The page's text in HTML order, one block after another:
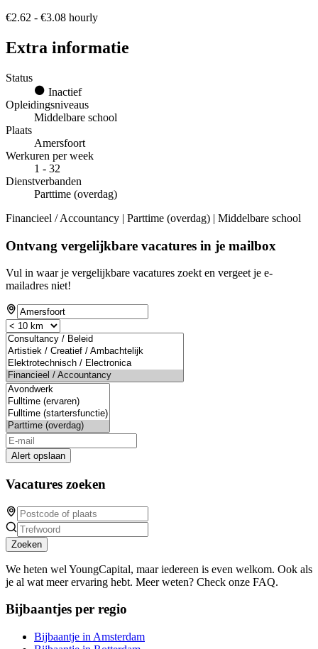
€2.62 - €3.08 hourly
Extra informatie
Status
Inactief
Opleidingsniveaus
Middelbare school
Plaats
Amersfoort
Werkuren per week
1 - 32
Dienstverbanden
Parttime (overdag)
Financieel / Accountancy | Parttime (overdag) | Middelbare school
Ontvang vergelijkbare vacatures in je mailbox
Vul in waar je vergelijkbare vacatures zoekt en vergeet je e-
mailadres niet!
Alert opslaan
Vacatures zoeken
Zoeken
We heten wel YoungCapital, maar iedereen is even welkom. Ook als
je al wat meer ervaring hebt. Meer weten? Check onze FAQ.
Bijbaantjes per regio
Bijbaantje in Amsterdam